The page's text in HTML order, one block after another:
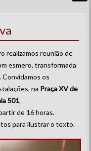
realizamos reunião de
esmero, transformada
os
na Praça XV de
501,
de 16 horas.
para ilustrar o texto.